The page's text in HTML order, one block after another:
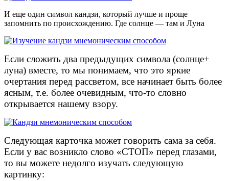
И еще один символ кандзи, который лучше и проще
запомнить по происхождению. Где солнце — там и Луна
Если сложить два предыдущих символа (солнце+
луна) вместе, то мы понимаем, что это яркие
очертания перед рассветом, все начинает быть более
ясным, т.е. более очевидным, что-то словно
открывается нашему взору.
Следующая карточка может говорить сама за себя.
Если у вас возникло слово «СТОП» перед глазами,
то вы можете недолго изучать следующую
картинку: